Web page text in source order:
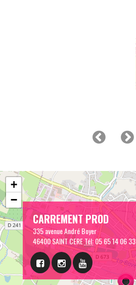
CARREMENT PROD
335 avenue André Boyer
46400 SAINT CERETél:05 65 14 06 33
+
−